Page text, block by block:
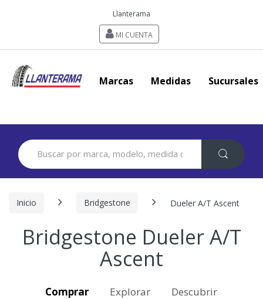
Llanterama
MI CUENTA
Marcas Medidas Sucursales
Search
for:
Inicio Bridgestone Dueler A/T Ascent
Bridgestone Dueler A/T
Ascent
Comprar Explorar Descubrir